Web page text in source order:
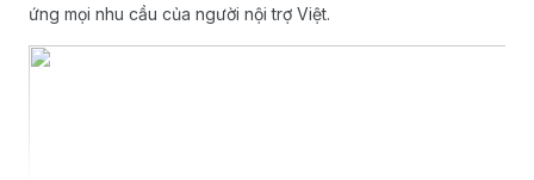
ứng mọi nhu cầu của người nội trợ Việt.